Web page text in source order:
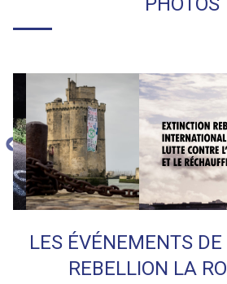
LES ÉVÉNEMENTS DE
REBELLION LA